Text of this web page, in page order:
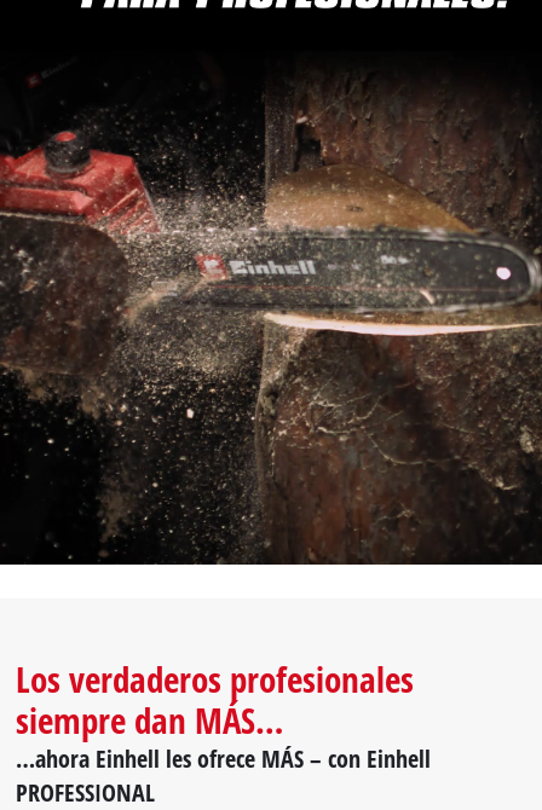
Los verdaderos profesionales
siempre dan MÁS…
…ahora Einhell les ofrece MÁS – con Einhell
PROFESSIONAL